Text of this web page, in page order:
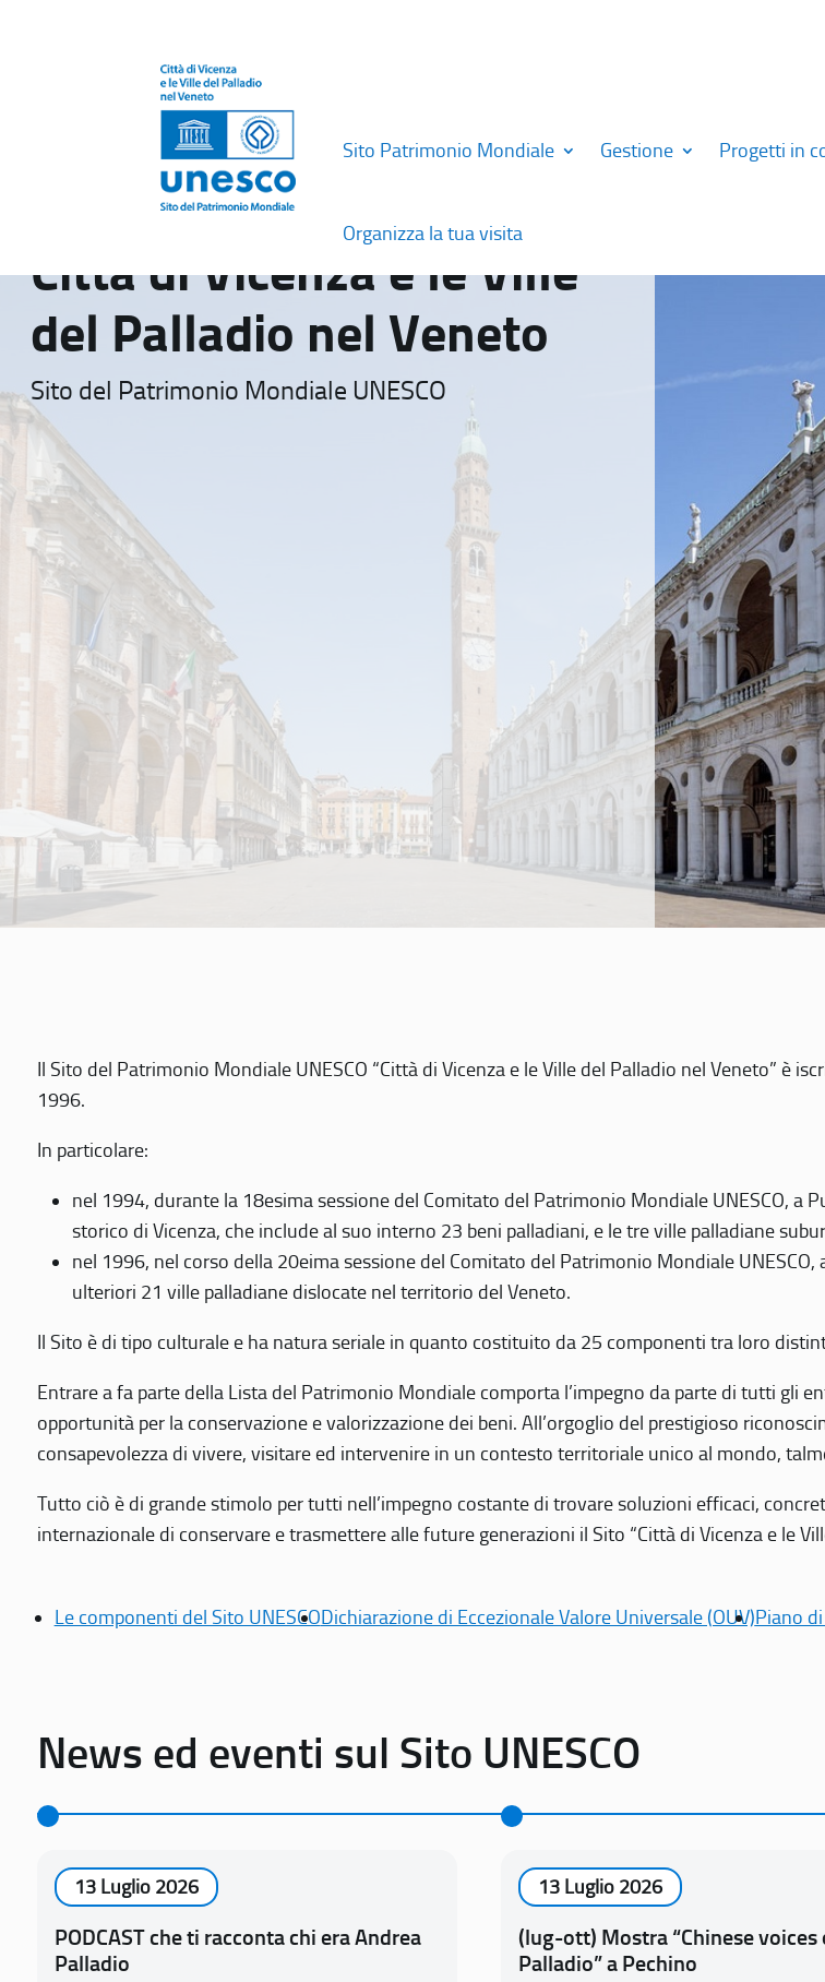
Sito Patrimonio Mondiale Gestione Progetti in
Organizza la tua visita
Città di Vicenza e le Ville
del Palladio nel Veneto
Sito del Patrimonio Mondiale UNESCO
Il Sito del Patrimonio Mondiale UNESCO “Città di Vicenza e le Ville del Palladio nel Veneto” è
1996.
In particolare:
nel 1994, durante la 18esima sessione del Comitato del Patrimonio Mondiale UNESCO,
storico di Vicenza, che include al suo interno 23 beni palladiani, e le tre ville palladiane
nel 1996, nel corso della 20eima sessione del Comitato del Patrimonio Mondiale
ulteriori 21 ville palladiane dislocate nel territorio del Veneto.
Il Sito è di tipo culturale e ha natura seriale in quanto costituito da 25 componenti tra loro
Entrare a fa parte della Lista del Patrimonio Mondiale comporta l’impegno da parte di tutti gli
opportunità per la conservazione e valorizzazione dei beni. All’orgoglio del prestigioso
consapevolezza di vivere, visitare ed intervenire in un contesto territoriale unico al mondo,
Tutto ciò è di grande stimolo per tutti nell’impegno costante di trovare soluzioni efficaci,
internazionale di conservare e trasmettere alle future generazioni il Sito “Città di Vicenza e le
Le componenti del Sito UNESCODichiarazione di Eccezionale Valore Universale (OUV)Piano
News ed eventi sul Sito UNESCO
13 Luglio 2026
PODCAST che ti racconta chi era Andrea
Palladio
13 Luglio 2026
(lug-ott) Mostra “Chinese voices
Palladio” a Pechino